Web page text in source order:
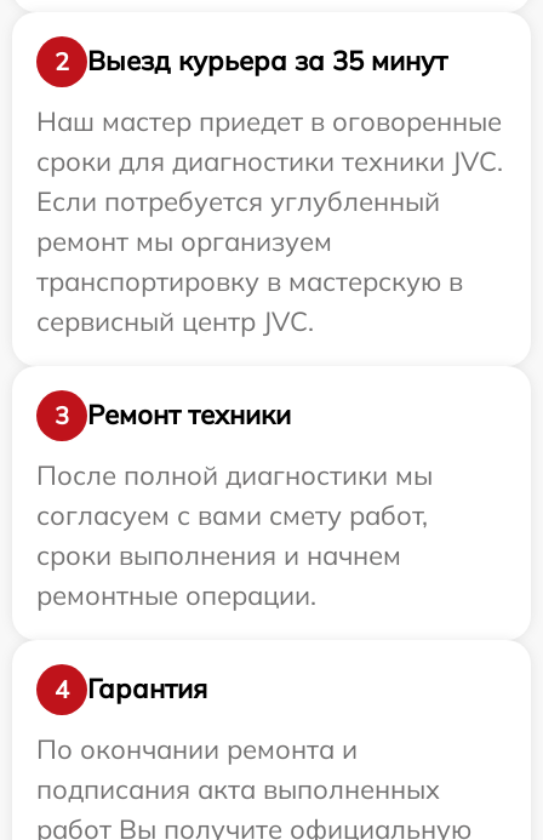
2
Выезд курьера за 35 минут
Наш мастер приедет в оговоренные
сроки для диагностики техники JVC.
Если потребуется углубленный
ремонт мы организуем
транспортировку в мастерскую в
сервисный центр JVC.
3
Ремонт техники
После полной диагностики мы
согласуем с вами смету работ,
сроки выполнения и начнем
ремонтные операции.
4
Гарантия
По окончании ремонта и
подписания акта выполненных
работ Вы получите официальную